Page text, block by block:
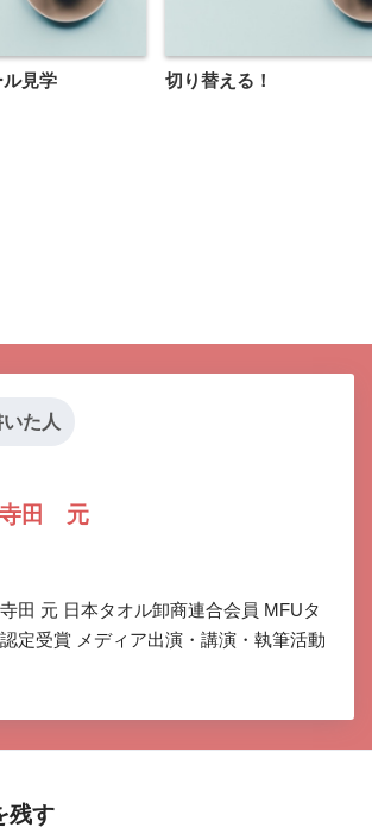
ル見学 切り替える！
た人
寺田 元
田 元 日本タオル卸商連合会員 MFUタ
定受賞 メディア出演・講演・執筆活動
残す